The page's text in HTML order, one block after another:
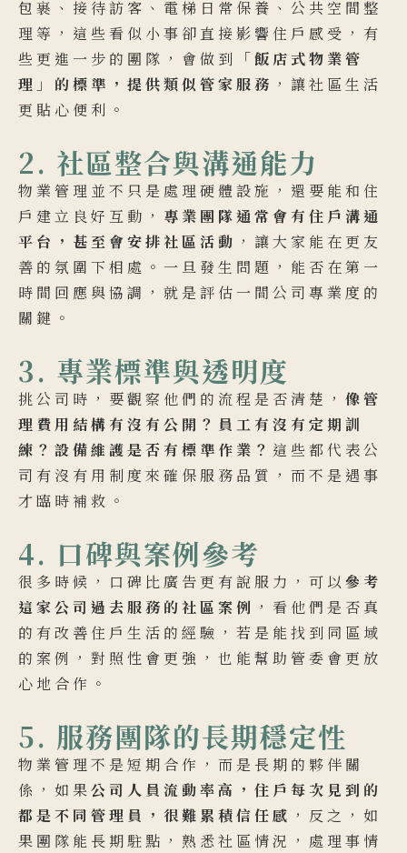
包裹、接待訪客、電梯日常保養、公共空間整
理等，這些看似小事卻直接影響住戶感受，有
些更進一步的團隊，會做到
「飯店式物業管
理」的標準，提供類似管家服務 ，讓社區生活
更貼心便利。
2. 社區整合與溝通能力
物業管理並不只是處理硬體設施，還要能和住
戶建立良好互動， 專業團隊通常會有住戶溝通
平台，甚至會安排社區活動 ，讓大家能在更友
善的氛圍下相處。一旦發生問題，能否在第一
時間回應與協調，就是評估一間公司專業度的
關鍵。
3. 專業標準與透明度
挑公司時，要觀察他們的流程是否清楚， 像管
理費用結構有沒有公開？員工有沒有定期訓
練？設備維護是否有標準作業？ 這些都代表公
司有沒有用制度來確保服務品質，而不是遇事
才臨時補救。
4. 口碑與案例參考
很多時候，口碑比廣告更有說服力，可以 參考
這家公司過去服務的社區案例 ，看他們是否真
的有改善住戶生活的經驗，若是能找到同區域
的案例，對照性會更強，也能幫助管委會更放
心地合作。
5. 服務團隊的長期穩定性
物業管理不是短期合作，而是長期的夥伴關
係，如果公司人員流動率高，住戶每次見到的
都是不同管理員，很難累積信任感 ，反之，如
果團隊能長期駐點，熟悉社區情況，處理事情